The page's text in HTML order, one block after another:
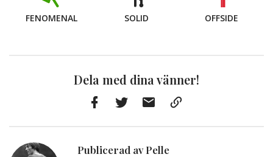
FENOMENAL SOLID OFFSIDE
Dela med dina vänner!
Publicerad av Pelle